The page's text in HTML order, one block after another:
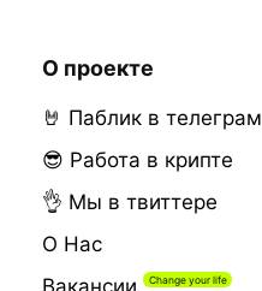
О проекте
🤘 Паблик в телеграм
😎 Работа в крипте
👌 Мы в твиттере
О Нас
Вакансии